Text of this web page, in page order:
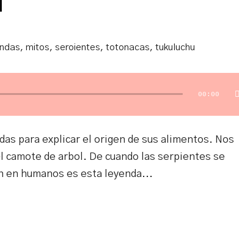
, mitos, seroientes, totonacas, tukuluchu
00:00
para explicar el origen de sus alimentos. Nos
camote de arbol. De cuando las serpientes se
en humanos es esta leyenda...